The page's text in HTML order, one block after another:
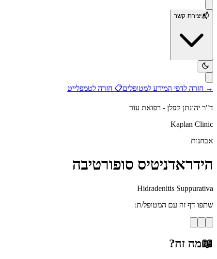
📬יצירת קשר
→ חזרה לדפי המידע למטופלים📋 חזרה לטמפלייט
ד"ר יהונתן קפלן - רפואת עור
Kaplan Clinic
אבחנות
הידראדניטיס סופורטיבה
Hidradenitis Suppurativa
שתפו דף זה עם המטופל/ת:
📖מה זה?